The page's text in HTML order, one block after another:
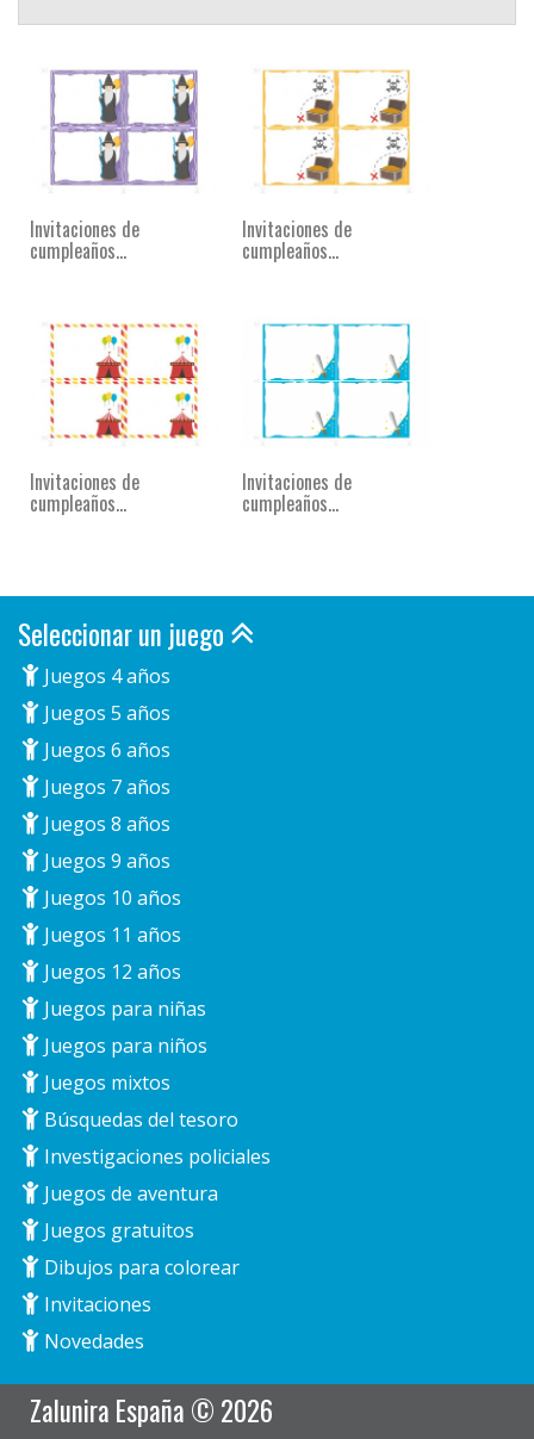
Invitaciones de
cumpleaños...
Invitaciones de
cumpleaños...
Invitaciones de
cumpleaños...
Invitaciones de
cumpleaños...
Seleccionar un juego
Juegos 4 años
Juegos 5 años
Juegos 6 años
Juegos 7 años
Juegos 8 años
Juegos 9 años
Juegos 10 años
Juegos 11 años
Juegos 12 años
Juegos para niñas
Juegos para niños
Juegos mixtos
Búsquedas del tesoro
Investigaciones policiales
Juegos de aventura
Juegos gratuitos
Dibujos para colorear
Invitaciones
Novedades
Zalunira España © 2026